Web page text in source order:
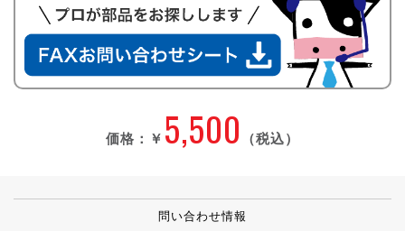
価格： ￥ 5,500 （税込）
問い合わせ情報